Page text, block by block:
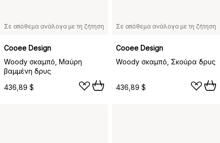
Σε απόθεμα ανάλογα με τη ζήτηση
Cooee Design
Woody σκαμπό, Μαύρη
βαμμένη δρυς
436,89 $
Σε απόθεμα ανάλογα με τη ζήτηση
Cooee Design
Woody σκαμπό, Σκούρα δρυς
436,89 $